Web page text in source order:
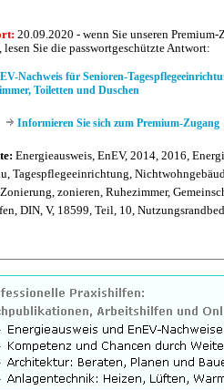
20.09.2020 - wenn Sie unseren
lesen Sie die passwortgeschützte Antwort:
Nachweis für Senioren-
Toiletten und Duschen
Informieren Sie sich zum Premium-Zugang
Energieausweis, EnEV, 2014, 2016,
Tagespflegeeinrichtung,
zonieren, Ruhezimmer,
DIN, V, 18599, Teil, 10,